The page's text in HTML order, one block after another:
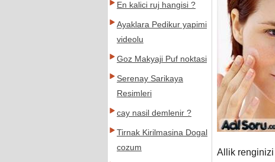
Allik
En kalici ruj hangisi ?
Ayaklara Pedikur yapimi
videolu
Goz Makyaji Puf noktasi
Serenay Sarikaya
Resimleri
cay nasil demlenir ?
Tirnak Kirilmasina Dogal
cozum